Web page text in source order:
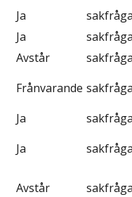
Ja
Ja
Avstår
Frånvarande
Ja
Ja
Avstår